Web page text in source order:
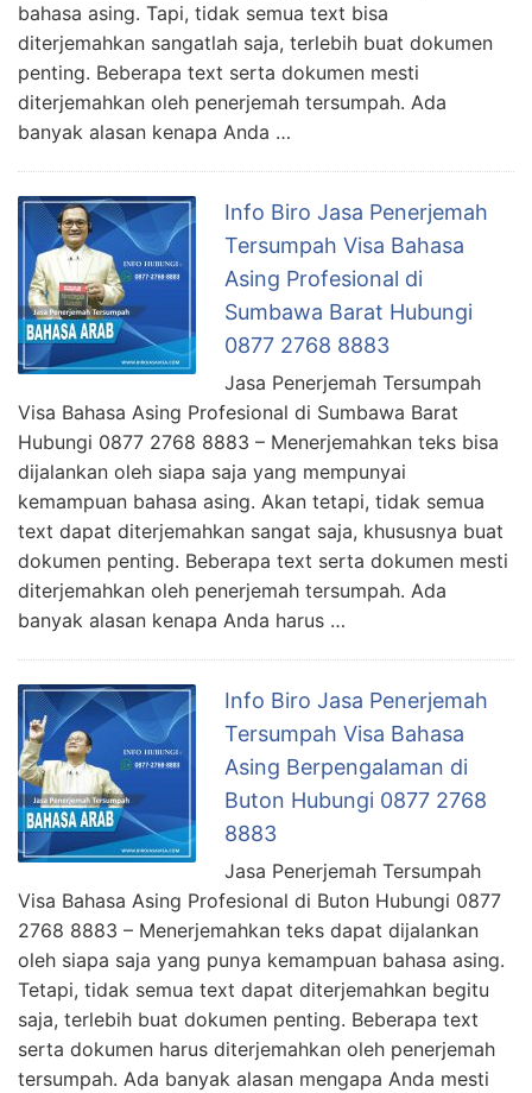
bahasa asing. Tapi, tidak semua text bisa
diterjemahkan sangatlah saja, terlebih buat dokumen
penting. Beberapa text serta dokumen mesti
diterjemahkan oleh penerjemah tersumpah. Ada
banyak alasan kenapa Anda …
Info Biro Jasa Penerjemah
Tersumpah Visa Bahasa
Asing Profesional di
Sumbawa Barat Hubungi
0877 2768 8883
Jasa Penerjemah Tersumpah
Visa Bahasa Asing Profesional di Sumbawa Barat
Hubungi 0877 2768 8883 – Menerjemahkan teks bisa
dijalankan oleh siapa saja yang mempunyai
kemampuan bahasa asing. Akan tetapi, tidak semua
text dapat diterjemahkan sangat saja, khususnya buat
dokumen penting. Beberapa text serta dokumen mesti
diterjemahkan oleh penerjemah tersumpah. Ada
banyak alasan kenapa Anda harus …
Info Biro Jasa Penerjemah
Tersumpah Visa Bahasa
Asing Berpengalaman di
Buton Hubungi 0877 2768
8883
Jasa Penerjemah Tersumpah
Visa Bahasa Asing Profesional di Buton Hubungi 0877
2768 8883 – Menerjemahkan teks dapat dijalankan
oleh siapa saja yang punya kemampuan bahasa asing.
Tetapi, tidak semua text dapat diterjemahkan begitu
saja, terlebih buat dokumen penting. Beberapa text
serta dokumen harus diterjemahkan oleh penerjemah
tersumpah. Ada banyak alasan mengapa Anda mesti